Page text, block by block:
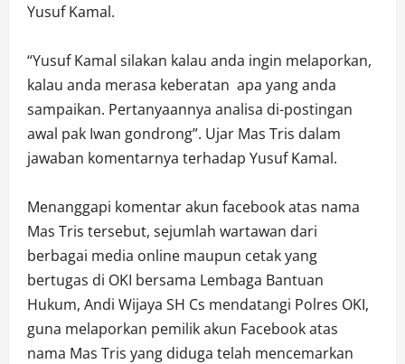
Yusuf Kamal.
“Yusuf Kamal silakan kalau anda ingin melaporkan,
kalau anda merasa keberatan apa yang anda
sampaikan. Pertanyaannya analisa di-postingan
awal pak Iwan gondrong”. Ujar Mas Tris dalam
jawaban komentarnya terhadap Yusuf Kamal.
Menanggapi komentar akun facebook atas nama
Mas Tris tersebut, sejumlah wartawan dari
berbagai media online maupun cetak yang
bertugas di OKI bersama Lembaga Bantuan
Hukum, Andi Wijaya SH Cs mendatangi Polres OKI,
guna melaporkan pemilik akun Facebook atas
nama Mas Tris yang diduga telah mencemarkan